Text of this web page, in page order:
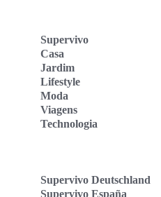
Supervivo
Casa
Jardim
Lifestyle
Moda
Viagens
Technologia
Supervivo Deutschland
Supervivo España